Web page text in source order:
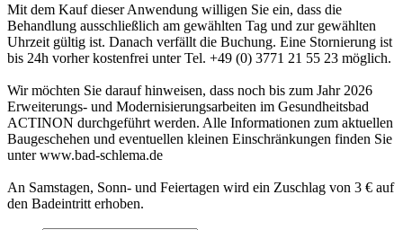
Mit dem Kauf dieser Anwendung willigen Sie ein, dass die
Behandlung ausschließlich am gewählten Tag und zur gewählten
Uhrzeit gültig ist. Danach verfällt die Buchung. Eine Stornierung ist
bis 24h vorher kostenfrei unter Tel. +49 (0) 3771 21 55 23 möglich.
Wir möchten Sie darauf hinweisen, dass noch bis zum Jahr 2026
Erweiterungs- und Modernisierungsarbeiten im Gesundheitsbad
ACTINON durchgeführt werden. Alle Informationen zum aktuellen
Baugeschehen und eventuellen kleinen Einschränkungen finden Sie
unter www.bad-schlema.de
An Samstagen, Sonn- und Feiertagen wird ein Zuschlag von 3 € auf
den Badeintritt erhoben.